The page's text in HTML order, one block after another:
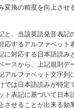
変換の精度を向上させ
と、当該英語発音表記
応するアルファベット
に対応する日本語読み
ースから、上記規則デ
アルファベット文字列
では日本語読みが特定
ト表記に基づいて日本
せることが出来る効